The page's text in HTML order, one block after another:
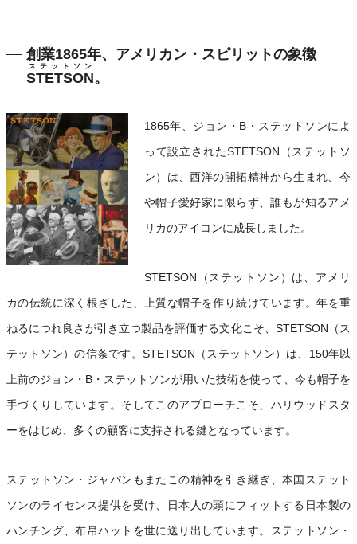
創業1865年、アメリカン・スピリットの象徴
STETSON
ステットソン
。
1865年、ジョン・B・ステットソンによ
って設立されたSTETSON（ステットソ
ン）は、西洋の開拓精神から生まれ、今
や帽子愛好家に限らず、誰もが知るアメ
リカのアイコンに成長しました。
STETSON（ステットソン）は、アメリ
カの伝統に深く根ざした、上質な帽子を作り続けています。年を重
ねるにつれ良さが引き立つ製品を評価する文化こそ、STETSON（ス
テットソン）の信条です。STETSON（ステットソン）は、150年以
上前のジョン・B・ステットソンが用いた技術を使って、今も帽子を
手づくりしています。そしてこのアプローチこそ、ハリウッドスタ
ーをはじめ、多くの顧客に支持される鍵となっています。
ステットソン・ジャパンもまたこの精神を引き継ぎ、本国ステット
ソンのライセンス提供を受け、日本人の頭にフィットする日本製の
ハンチング、布帛ハットを世に送り出しています。ステットソン・